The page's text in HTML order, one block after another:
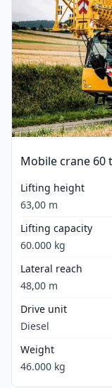
Mobile crane 60
Lifting height
63,00 m
Lifting capacity
60.000 kg
Lateral reach
48,00 m
Drive unit
Diesel
Weight
46.000 kg